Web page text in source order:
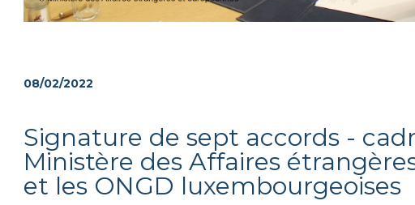
08/02/2022
Signature de sept accords -
Ministère des Affaires
et les ONGD luxembourgeoises